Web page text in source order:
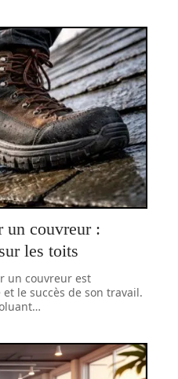
un couvreur :
les toits
un couvreur est
le succès de son travail.
…